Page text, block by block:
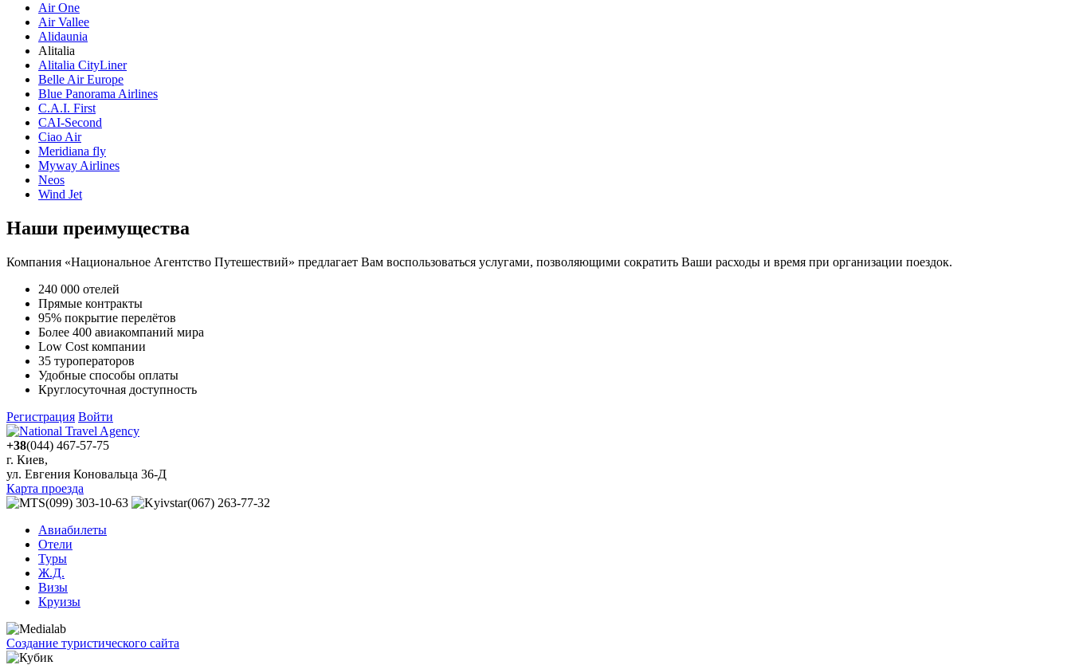
Air One
Air Vallee
Alidaunia
Alitalia
Alitalia CityLiner
Belle Air Europe
Blue Panorama Airlines
C.A.I. First
CAI-Second
Ciao Air
Meridiana fly
Myway Airlines
Neos
Wind Jet
Наши преимущества
Компания «Национальное Агентство Путешествий» предлагает Вам воспользоваться услугами, позволяющими сократить Ваши расходы и время при организации поездок.
240 000 отелей
Прямые контракты
95% покрытие перелётов
Более 400 авиакомпаний мира
Low Cost компании
35 туроператоров
Удобные способы оплаты
Круглосуточная доступность
Регистрация Войти
+38(044) 467-57-75
г. Киев,
ул. Евгения Коновальца 36-Д
Карта проезда
(099) 303-10-63
(067) 263-77-32
Авиабилеты
Отели
Туры
Ж.Д.
Визы
Круизы
Создание туристического сайта